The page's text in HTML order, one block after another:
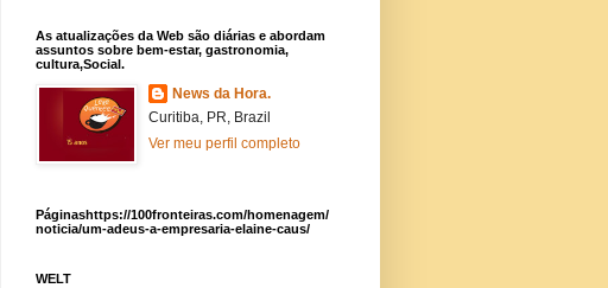
As atualizações da Web são diárias e abordam
assuntos sobre bem-estar, gastronomia,
cultura,Social.
News da Hora.
Curitiba, PR, Brazil
Ver meu perfil completo
Páginashttps://100fronteiras.com/homenagem/
noticia/um-adeus-a-empresaria-elaine-caus/
WELT